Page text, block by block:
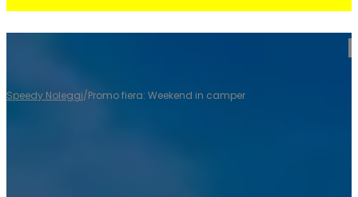
Speedy Noleggi/Promo fiera: Weekend in camper